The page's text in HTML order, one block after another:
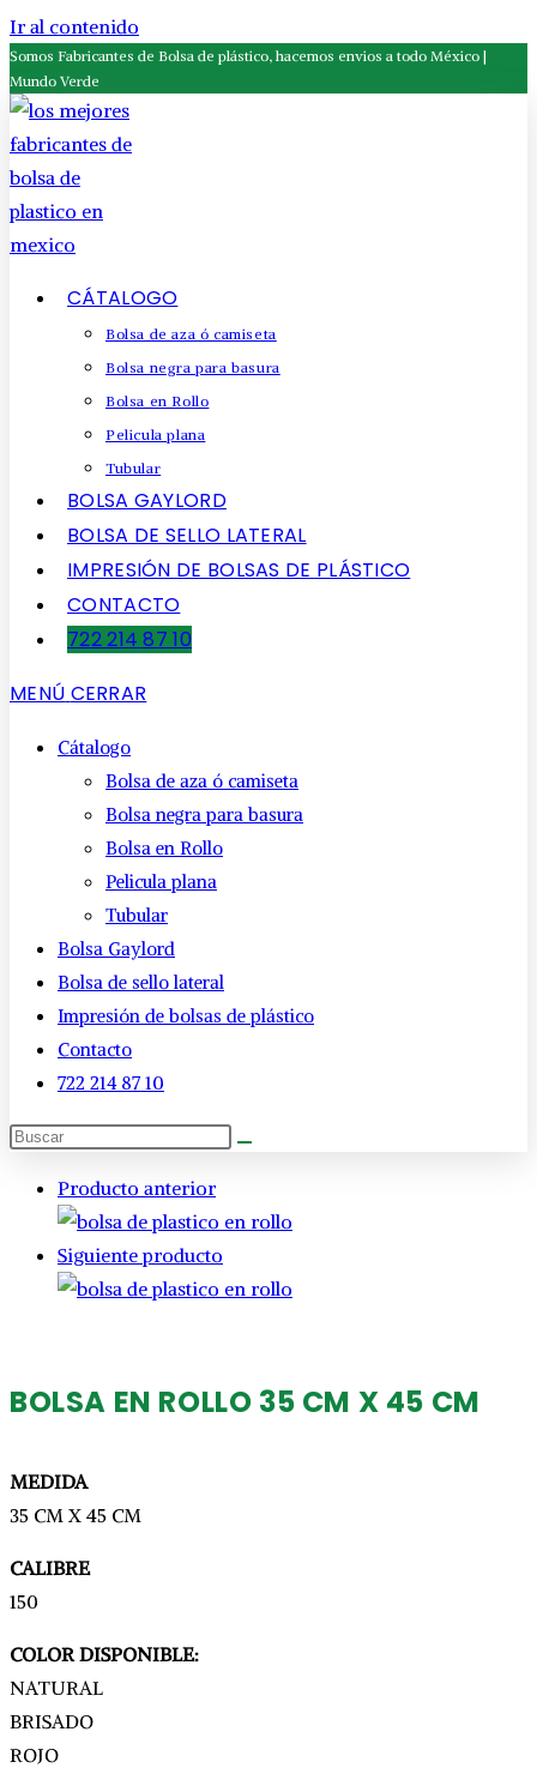
Ir al contenido
Somos Fabricantes de Bolsa de plástico, hacemos envios a todo México |
Mundo Verde
CÁTALOGO
Bolsa de aza ó camiseta
Bolsa negra para basura
Bolsa en Rollo
Pelicula plana
Tubular
BOLSA GAYLORD
BOLSA DE SELLO LATERAL
IMPRESIÓN DE BOLSAS DE PLÁSTICO
CONTACTO
722 214 87 10
MENÚ CERRAR
Cátalogo
Bolsa de aza ó camiseta
Bolsa negra para basura
Bolsa en Rollo
Pelicula plana
Tubular
Bolsa Gaylord
Bolsa de sello lateral
Impresión de bolsas de plástico
Contacto
722 214 87 10
Producto anterior
Siguiente producto
BOLSA EN ROLLO 35 CM X 45 CM
MEDIDA
35 CM X 45 CM
CALIBRE
150
COLOR DISPONIBLE:
NATURAL
BRISADO
ROJO